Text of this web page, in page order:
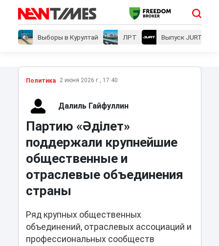
Выборы в Курултай ЛРТ Выпуск JURT
Политика 2 июня 2026 г., 17:40
Далиль Гайфуллин
Партию «Әділет»
поддержали крупнейшие
общественные и
отраслевые объединения
страны
Ряд крупных общественных
объединений, отраслевых ассоциаций и
профессиональных сообществ